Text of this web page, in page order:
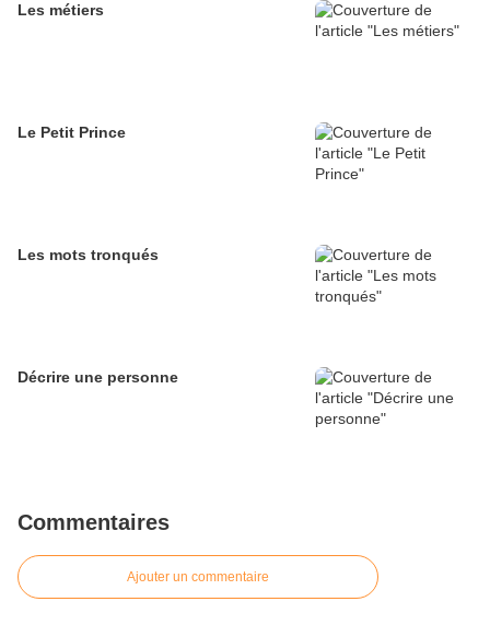
Les métiers
Le Petit Prince
Les mots tronqués
Décrire une personne
Commentaires
Ajouter un commentaire